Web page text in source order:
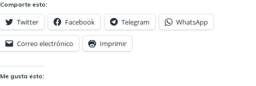
Comparte esto:
Twitter Facebook Telegram WhatsApp
Correo electrónico Imprimir
Me gusta esto: